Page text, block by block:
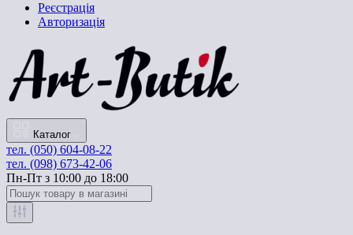
Реєстрація
Авторизація
Каталог
тел. (050) 604-08-22
тел. (098) 673-42-06
Пн-Пт з 10:00 до 18:00